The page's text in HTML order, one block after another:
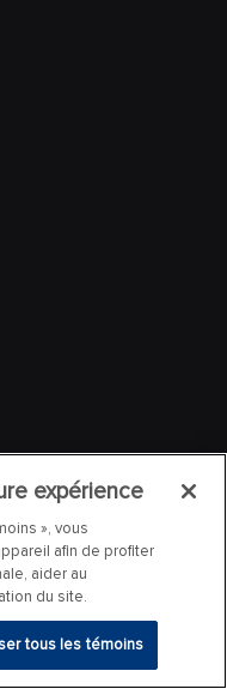
expérience
», vous
afin de profiter
aider au
du site.
tous les témoins